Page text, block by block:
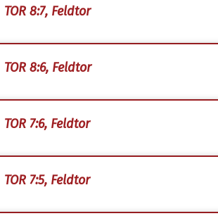
TOR 8:7, Feldtor
TOR 8:6, Feldtor
TOR 7:6, Feldtor
TOR 7:5, Feldtor